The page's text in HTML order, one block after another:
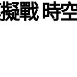
戰 時